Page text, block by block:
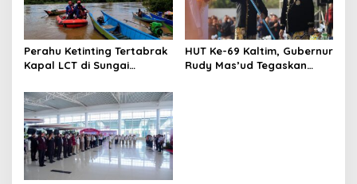
Perahu Ketinting Tertabrak
Kapal LCT di Sungai
Lakukan Pencarian Satu
Orang Hilang
HUT Ke-69 Kaltim, Gubernur
Rudy Mas’ud Tegaskan